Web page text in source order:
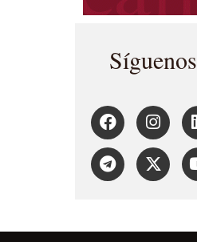
Síguenos